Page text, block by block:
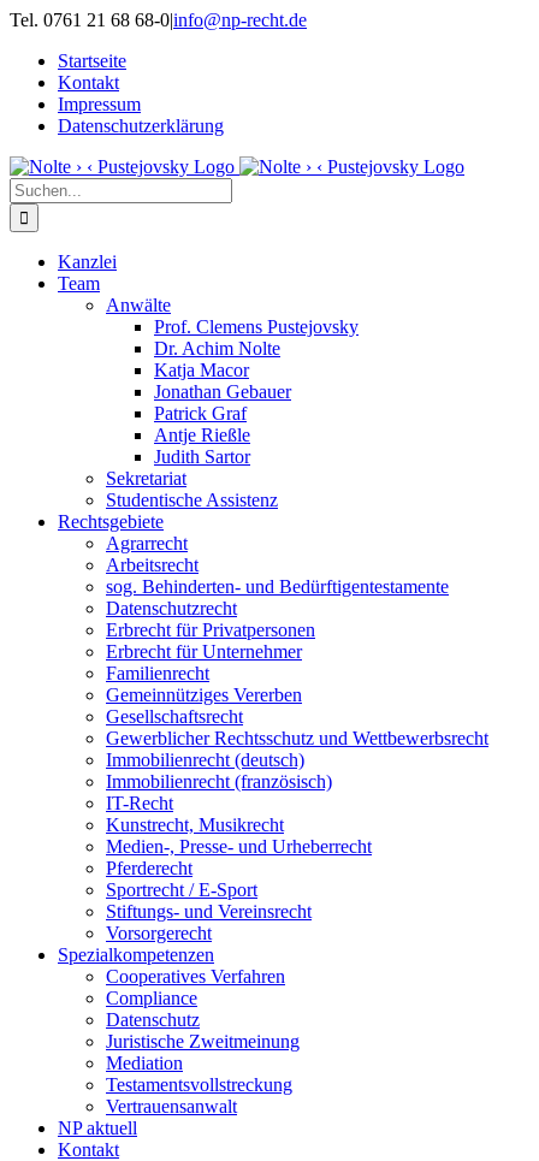
Zum
springen
Tel. 0761 21 68 68-0|info@np-recht.de
Startseite
Kontakt
Impressum
Datenschutzerklärung
Suche
nach:
Kanzlei
Team
Anwälte
Prof. Clemens Pustejovsky
Dr. Achim Nolte
Katja Macor
Jonathan Gebauer
Patrick Graf
Antje Rießle
Judith Sartor
Sekretariat
Studentische Assistenz
Rechtsgebiete
Agrarrecht
Arbeitsrecht
sog. Behinderten- und Bedürftigentestamente
Datenschutzrecht
Erbrecht für Privatpersonen
Erbrecht für Unternehmer
Familienrecht
Gemeinnütziges Vererben
Gesellschaftsrecht
Gewerblicher Rechtsschutz und Wettbewerbsrecht
Immobilienrecht (deutsch)
Immobilienrecht (französisch)
IT-Recht
Kunstrecht, Musikrecht
Medien-, Presse- und Urheberrecht
Pferderecht
Sportrecht / E-Sport
Stiftungs- und Vereinsrecht
Vorsorgerecht
Spezialkompetenzen
Cooperatives Verfahren
Compliance
Datenschutz
Juristische Zweitmeinung
Mediation
Testamentsvollstreckung
Vertrauensanwalt
NP aktuell
Kontakt